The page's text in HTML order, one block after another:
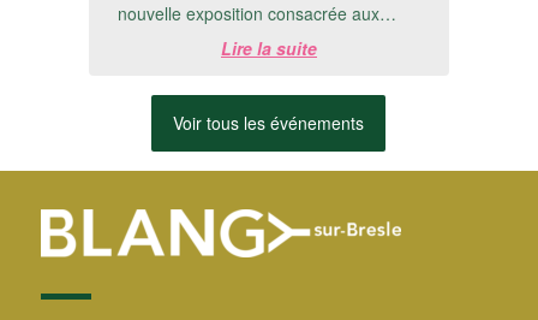
nouvelle exposition consacrée aux
créations de Michel Detré.📅 Du 8 juillet
Lire la suite
Voir tous les événements